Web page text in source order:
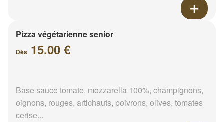
Pizza végétarienne senior
Dès 15.00 €
Base sauce tomate, mozzarella 100%, champignons,
oignons, rouges, artichauts, poivrons, olives, tomates
cerise...